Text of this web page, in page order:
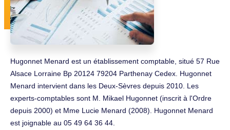
Hugonnet Menard est un établissement comptable, situé 57 Rue
Alsace Lorraine Bp 20124 79204 Parthenay Cedex. Hugonnet
Menard intervient dans les Deux-Sèvres depuis 2010. Les
experts-comptables sont M. Mikael Hugonnet (inscrit à l'Ordre
depuis 2000) et Mme Lucie Menard (2008). Hugonnet Menard
est joignable au 05 49 64 36 44.